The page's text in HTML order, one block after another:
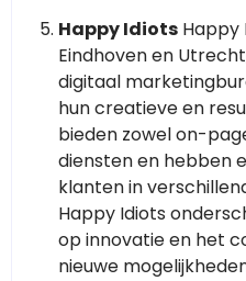
Happy Idiots Happy
Eindhoven en
digitaal
hun creatieve en
bieden zowel on-
diensten en hebben
klanten in
Happy Idiots
op innovatie en het
nieuwe